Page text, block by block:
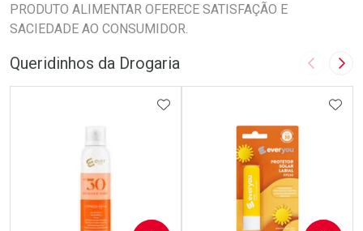
PRODUTO ALIMENTAR OFERECE SATISFAÇÃO E
SACIEDADE AO CONSUMIDOR.
Queridinhos da Drogaria Imagem
ADICIONAR AOS FAVORITOS